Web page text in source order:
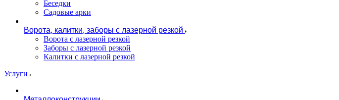
Беседки
Садовые арки
Ворота, калитки, заборы с лазерной резкой
Ворота с лазерной резкой
Заборы с лазерной резкой
Калитки с лазерной резкой
Услуги